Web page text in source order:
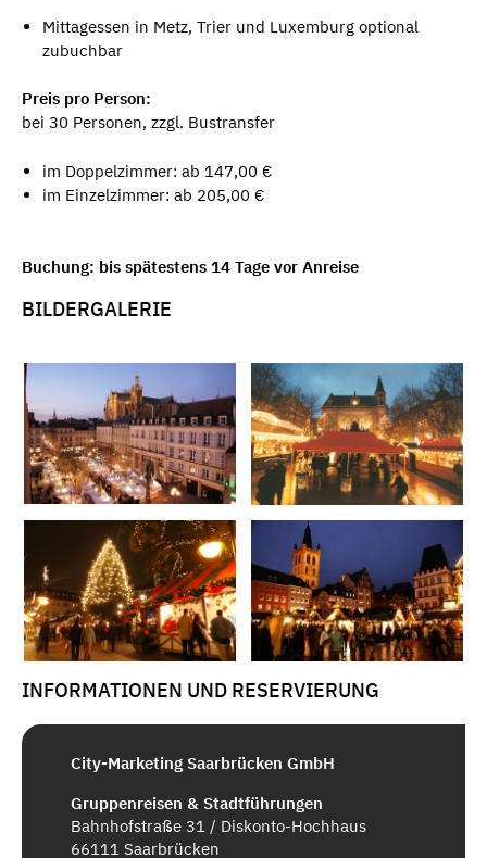
Mittagessen in Metz, Trier und Luxemburg optional
zubuchbar
Preis pro Person:
bei 30 Personen, zzgl. Bustransfer
im Doppelzimmer: ab 147,00 €
im Einzelzimmer: ab 205,00 €
Buchung: bis spätestens 14 Tage vor Anreise
BILDERGALERIE
INFORMATIONEN UND RESERVIERUNG
City-Marketing Saarbrücken GmbH
Gruppenreisen & Stadtführungen
Bahnhofstraße 31 / Diskonto-Hochhaus
66111 Saarbrücken